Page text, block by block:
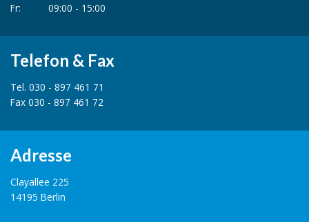
Fr: 09:00 - 15:00
Telefon & Fax
Tel. 030 - 897 461 71
Fax 030 - 897 461 72
Adresse
Clayallee 225
14195 Berlin